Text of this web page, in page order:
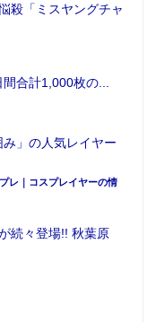
殺「ミスヤングチャ
合計1,000枚の...
み」の人気レイヤー
レ｜コスプレイヤーの情
続々登場!! 秋葉原